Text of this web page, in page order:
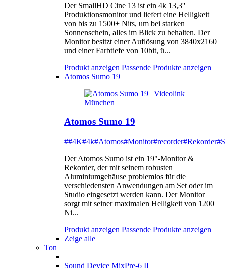
Der SmallHD Cine 13 ist ein 4k 13,3''
Produktionsmonitor und liefert eine Helligkeit
von bis zu 1500+ Nits, um bei starken
Sonnenschein, alles im Blick zu behalten. Der
Monitor besitzt einer Auflösung von 3840x2160
und einer Farbtiefe von 10bit, ü...
Produkt anzeigen Passende Produkte anzeigen
Atomos Sumo 19
Atomos Sumo 19
##4K#4k#Atomos#Monitor#recorder#Rekorder
Der Atomos Sumo ist ein 19"-Monitor &
Rekorder, der mit seinem robusten
Aluminiumgehäuse problemlos für die
verschiedensten Anwendungen am Set oder im
Studio eingesetzt werden kann. Der Monitor
sorgt mit seiner maximalen Helligkeit von 1200
Ni...
Produkt anzeigen Passende Produkte anzeigen
Zeige alle
Ton
Sound Device MixPre-6 II